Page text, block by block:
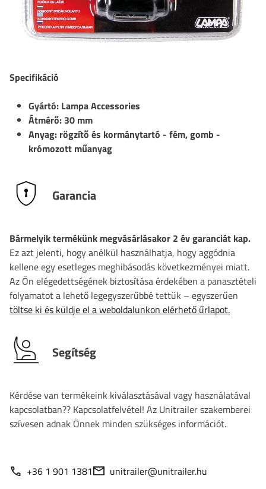
Specifikáció
Gyártó: Lampa Accessories
Átmérő: 30 mm
Anyag: rögzítő és kormánytartó - fém, gomb -
krómozott műanyag
Garancia
Bármelyik termékünk megvásárlásakor 2 év garanciát kap.
Ez azt jelenti, hogy anélkül használhatja, hogy aggódnia
kellene egy esetleges meghibásodás következményei miatt.
Az Ön elégedettségének biztosítása érdekében a panasztételi
folyamatot a lehető legegyszerűbbé tettük – egyszerűen
töltse ki és küldje el a weboldalunkon elérhető űrlapot.
Segítség
Kérdése van termékeink kiválasztásával vagy használatával
kapcsolatban?? Kapcsolatfelvétel! Az Unitrailer szakemberei
szívesen adnak Önnek minden szükséges információt.
+36 1 901 1381 unitrailer@unitrailer.hu